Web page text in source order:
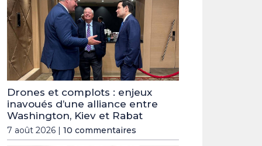
Drones et complots : enjeux
inavoués d’une alliance entre
Washington, Kiev et Rabat
7 août 2026 | 10 commentaires